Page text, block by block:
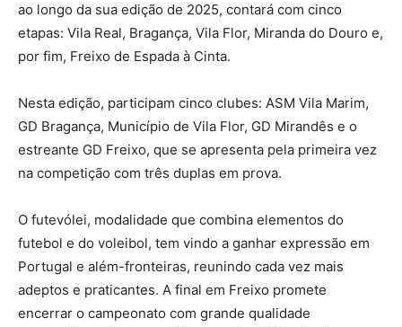
ao longo da sua edição de 2025, contará com cinco
etapas: Vila Real, Bragança, Vila Flor, Miranda do Douro e,
por fim, Freixo de Espada à Cinta.
Nesta edição, participam cinco clubes: ASM Vila Marim,
GD Bragança, Município de Vila Flor, GD Mirandês e o
estreante GD Freixo, que se apresenta pela primeira vez
na competição com três duplas em prova.
O futevólei, modalidade que combina elementos do
futebol e do voleibol, tem vindo a ganhar expressão em
Portugal e além-fronteiras, reunindo cada vez mais
adeptos e praticantes. A final em Freixo promete
encerrar o campeonato com grande qualidade